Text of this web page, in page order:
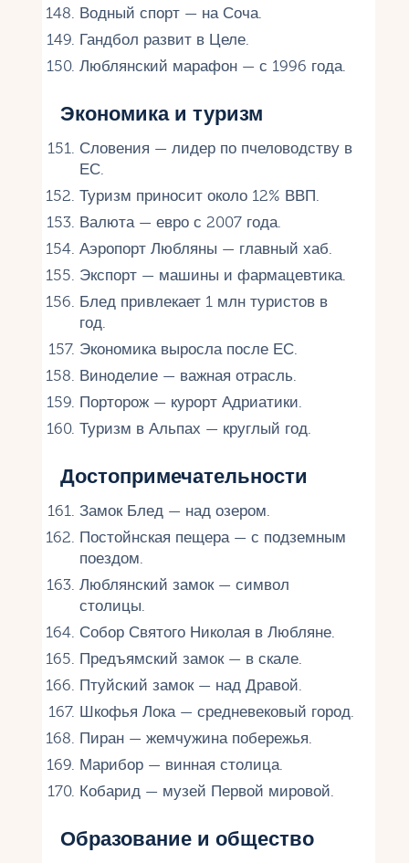
Водный спорт — на Соча.
Гандбол развит в Целе.
Люблянский марафон — с 1996 года.
Экономика и туризм
Словения — лидер по пчеловодству в
ЕС.
Туризм приносит около 12% ВВП.
Валюта — евро с 2007 года.
Аэропорт Любляны — главный хаб.
Экспорт — машины и фармацевтика.
Блед привлекает 1 млн туристов в
год.
Экономика выросла после ЕС.
Виноделие — важная отрасль.
Порторож — курорт Адриатики.
Туризм в Альпах — круглый год.
Достопримечательности
Замок Блед — над озером.
Постойнская пещера — с подземным
поездом.
Люблянский замок — символ
столицы.
Собор Святого Николая в Любляне.
Предъямский замок — в скале.
Птуйский замок — над Дравой.
Шкофья Лока — средневековый город.
Пиран — жемчужина побережья.
Марибор — винная столица.
Кобарид — музей Первой мировой.
Образование и общество